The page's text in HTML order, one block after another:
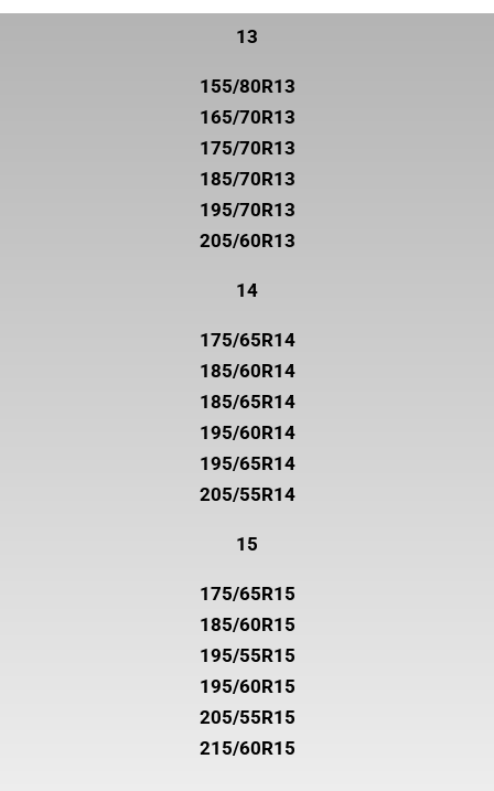
13
155/80R13
165/70R13
175/70R13
185/70R13
195/70R13
205/60R13
14
175/65R14
185/60R14
185/65R14
195/60R14
195/65R14
205/55R14
15
175/65R15
185/60R15
195/55R15
195/60R15
205/55R15
215/60R15